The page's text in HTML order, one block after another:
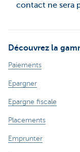
contact ne sera
Découvrez la
Paiements
Epargner
Epargne fiscale
Placements
Emprunter